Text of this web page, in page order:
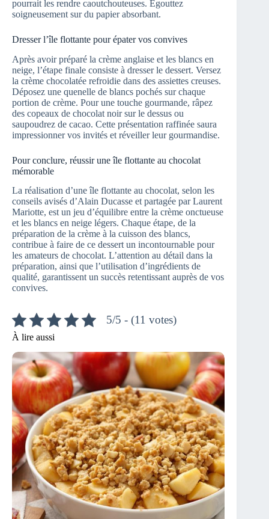
pourrait les rendre caoutchouteuses. Égouttez
soigneusement sur du papier absorbant.
Dresser l’île flottante pour épater vos convives
Après avoir préparé la crème anglaise et les blancs en
neige, l’étape finale consiste à dresser le dessert. Versez
la crème chocolatée refroidie dans des assiettes creuses.
Déposez une quenelle de blancs pochés sur chaque
portion de crème. Pour une touche gourmande, râpez
des copeaux de chocolat noir sur le dessus ou
saupoudrez de cacao. Cette présentation raffinée saura
impressionner vos invités et réveiller leur gourmandise.
Pour conclure, réussir une île flottante au chocolat
mémorable
La réalisation d’une île flottante au chocolat, selon les
conseils avisés d’Alain Ducasse et partagée par Laurent
Mariotte, est un jeu d’équilibre entre la crème onctueuse
et les blancs en neige légers. Chaque étape, de la
préparation de la crème à la cuisson des blancs,
contribue à faire de ce dessert un incontournable pour
les amateurs de chocolat. L’attention au détail dans la
préparation, ainsi que l’utilisation d’ingrédients de
qualité, garantissent un succès retentissant auprès de vos
convives.
5/5 - (11 votes)
À lire aussi